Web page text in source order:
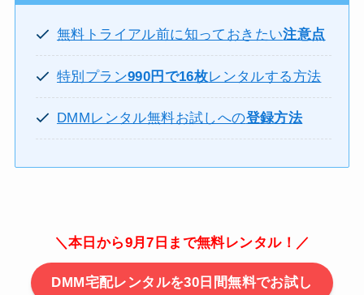
無料トライアル前に知っておきたい注意点
特別プラン990円で16枚レンタルする方法
DMMレンタル無料お試しへの登録方法
＼本日から9月7日まで無料レンタル！／
DMM宅配レンタルを30日間無料でお試し